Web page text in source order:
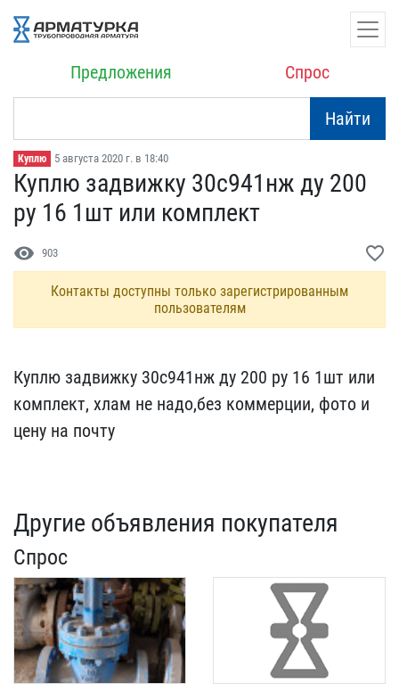
Предложения Спрос
Найти
Куплю 5 августа 2020 г. в 18:40
Куплю задвижку 30с941нж ​ду 200
ру 16 1шт или ком​плект
visibility 903 favorite_border
Контакты доступны только зарегистрированным
пользователям
Куплю задвижку 30с941нж ​ду 200 ру 16 1шт или
ком​плект, хлам не надо,без ​коммерции, фото и
цену н​а почту
Другие объявления покупателя
Спрос